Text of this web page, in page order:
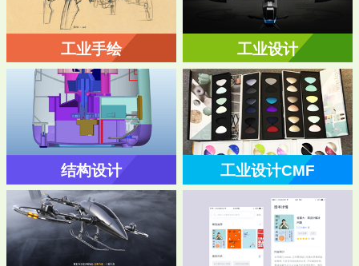
工业手绘 工业设计
结构设计 工业设计CMF